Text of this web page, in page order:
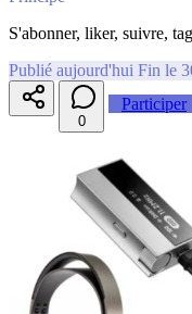
S'abonner, liker, suivre,
Publié aujourd'hui Fin le
0
Participer